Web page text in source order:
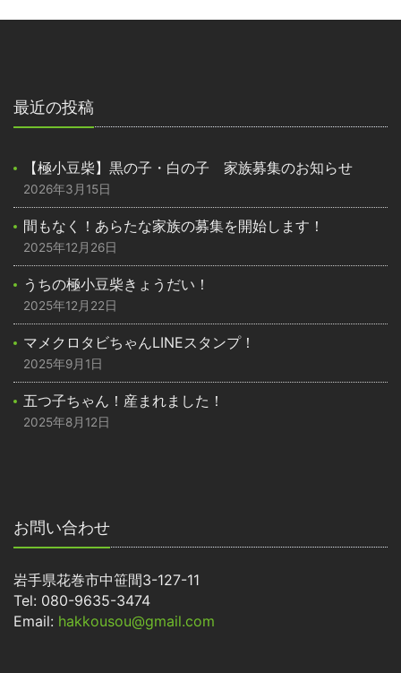
最近の投稿
【極小豆柴】黒の子・白の子 家族募集のお知らせ
2026年3月15日
間もなく！あらたな家族の募集を開始します！
2025年12月26日
うちの極小豆柴きょうだい！
2025年12月22日
マメクロタビちゃんLINEスタンプ！
2025年9月1日
五つ子ちゃん！産まれました！
2025年8月12日
お問い合わせ
岩手県花巻市中笹間3-127-11
Tel: 080-9635-3474
Email: hakkousou@gmail.com